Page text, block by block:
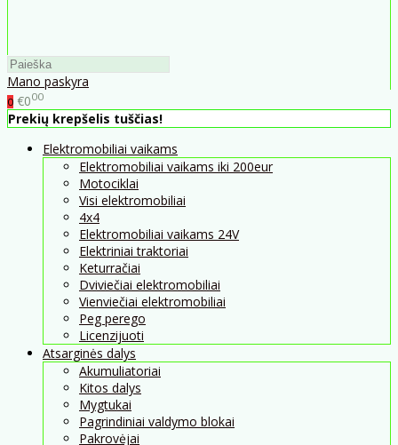
Mano paskyra
0 €000
Prekių krepšelis tuščias!
Elektromobiliai vaikams
Elektromobiliai vaikams iki 200eur
Motociklai
Visi elektromobiliai
4x4
Elektromobiliai vaikams 24V
Elektriniai traktoriai
Keturračiai
Dviviečiai elektromobiliai
Vienviečiai elektromobiliai
Peg perego
Licenzijuoti
Atsarginės dalys
Akumuliatoriai
Kitos dalys
Mygtukai
Pagrindiniai valdymo blokai
Pakrovėjai